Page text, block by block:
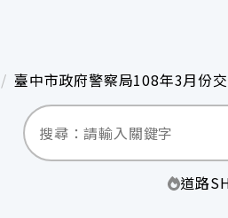
平臺
臺中市政府警察局108年3月份
道路